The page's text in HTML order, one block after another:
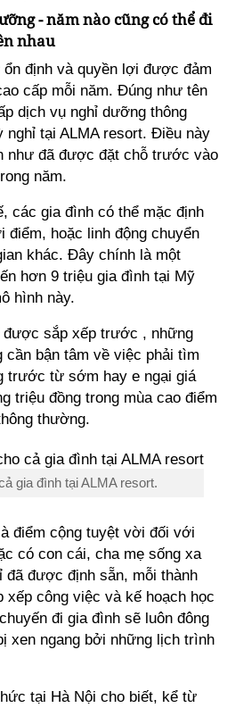
- năm nào cũng có thể đi
nhau
định và quyền lợi được đảm
cấp mỗi năm. Đúng như tên
dịch vụ nghỉ dưỡng thông
nghỉ tại ALMA resort. Điều này
như đã được đặt chỗ trước vào
năm.
các gia đình có thể mặc định
điểm, hoặc linh động chuyển
khác. Đây chính là một
hơn 9 triệu gia đình tại Mỹ
hình này.
được sắp xếp trước , những
cần bận tâm về việc phải tìm
trước từ sớm hay e ngại giá
triệu đồng trong mùa cao điểm
thường.
gia đình tại ALMA resort.
điểm cộng tuyệt vời đối với
có con cái, cha mẹ sống xa
đã được định sẵn, mỗi thành
xếp công việc và kế hoạch học
đi gia đình sẽ luôn đông
xen ngang bởi những lịch trình
tại Hà Nội cho biết, kể từ